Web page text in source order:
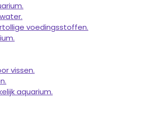
voedingsstoffen.
vissen.
aquarium.